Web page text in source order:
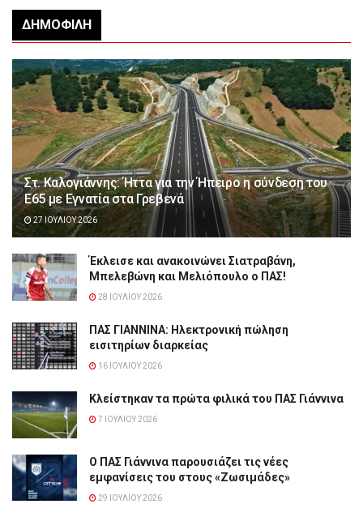
ΔΗΜΟΦΙΛΉ
Στ. Καλογιάννης: Ήττα για την Ήπειρο η σύνδεση του
Ε65 με Εγνατία στα Γρεβενά
27 ΙΟΥΛΊΟΥ 2026
Έκλεισε και ανακοινώνει Σιατραβάνη,
Μπελεβώνη και Μελιόπουλο ο ΠΑΣ!
28 ΙΟΥΛΊΟΥ 2026
ΠΑΣ ΓΙΑΝΝΙΝΑ: Hλεκτρονική πώληση
εισιτηρίων διαρκείας
16 ΙΟΥΛΊΟΥ 2026
Κλείστηκαν τα πρώτα φιλικά του ΠΑΣ Γιάννινα
7 ΙΟΥΛΊΟΥ 2026
Ο ΠΑΣ Γιάννινα παρουσιάζει τις νέες
εμφανίσεις του στους «Ζωσιμάδες»
29 ΙΟΥΛΊΟΥ 2026